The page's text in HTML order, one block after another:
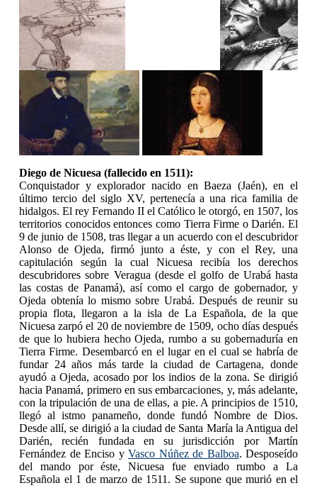
Diego de Nicuesa (fallecido en 1511):
Conquistador y explorador nacido en Baeza (Jaén), en el
último tercio del siglo XV, pertenecía a una rica familia de
hidalgos. El rey Fernando II el Católico le otorgó, en 1507, los
territorios conocidos entonces como Tierra Firme o Darién. El
9 de junio de 1508, tras llegar a un acuerdo con el descubridor
Alonso de Ojeda, firmó junto a éste, y con el Rey, una
capitulación según la cual Nicuesa recibía los derechos
descubridores sobre Veragua (desde el golfo de Urabá hasta
las costas de Panamá), así como el cargo de gobernador, y
Ojeda obtenía lo mismo sobre Urabá. Después de reunir su
propia flota, llegaron a la isla de La Española, de la que
Nicuesa zarpó el 20 de noviembre de 1509, ocho días después
de que lo hubiera hecho Ojeda, rumbo a su gobernaduría en
Tierra Firme. Desembarcó en el lugar en el cual se habría de
fundar 24 años más tarde la ciudad de Cartagena, donde
ayudó a Ojeda, acosado por los indios de la zona. Se dirigió
hacia Panamá, primero en sus embarcaciones, y, más adelante,
con la tripulación de una de ellas, a pie. A principios de 1510,
llegó al istmo panameño, donde fundó Nombre de Dios.
Desde allí, se dirigió a la ciudad de Santa María la Antigua del
Darién, recién fundada en su jurisdicción por Martín
Fernández de Enciso y Vasco Núñez de Balboa. Desposeído
del mando por éste, Nicuesa fue enviado rumbo a La
Española el 1 de marzo de 1511. Se supone que murió en el